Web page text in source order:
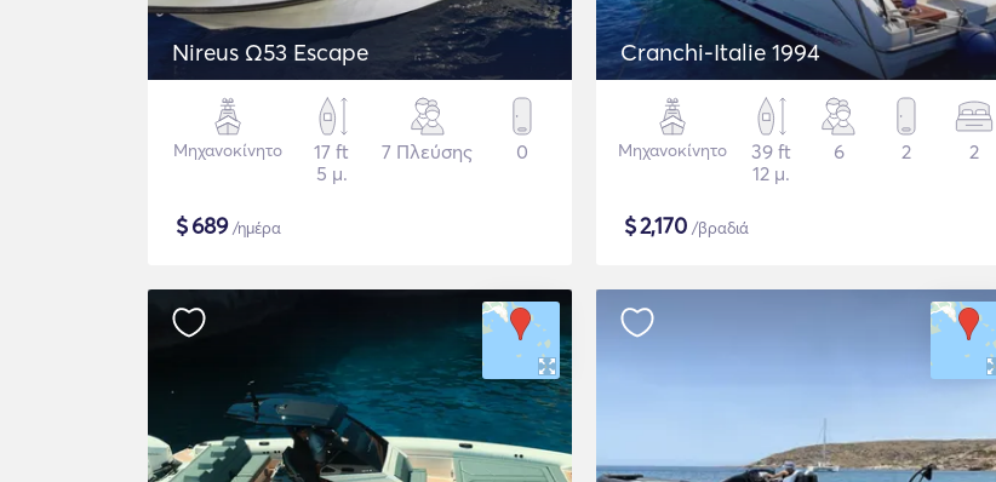
Nireus Ω53 Escape
Μηχανοκίνητο
17 ft
5 μ.
7 Πλεύσης 0
$689/ημέρα
Cranchi-Italie 1994
Μηχανοκίνητο
39 ft
12 μ.
6 2 2
$2,170 /βραδιά